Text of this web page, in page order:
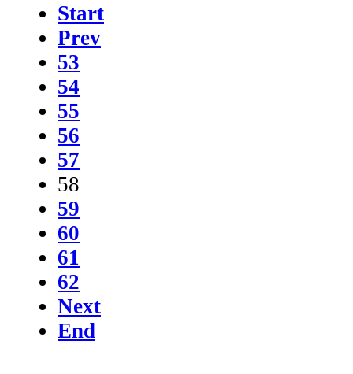
Start
Prev
53
54
55
56
57
58
59
60
61
62
Next
End